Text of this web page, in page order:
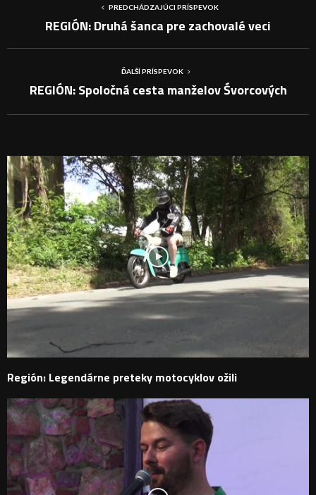
PREDCHÁDZAJÚCI PRÍSPEVOK
REGIÓN: Druhá šanca pre zachovalé veci
ĎALŠÍ PRÍSPEVOK
REGIÓN: Spoločná cesta manželov Śvorcových
Región: Legendárne preteky motocyklov ožili